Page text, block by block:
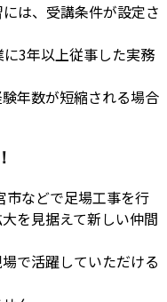
は、受講条件が設定さ
3年以上従事した実務
年数が短縮される場合
市などで足場工事を行
を見据えて新しい仲間
で活躍していただける